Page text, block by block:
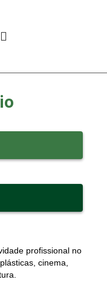
profissional no
cinema,